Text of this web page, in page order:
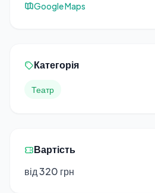
Google Maps
Категорія
Театр
Вартість
від 320 грн